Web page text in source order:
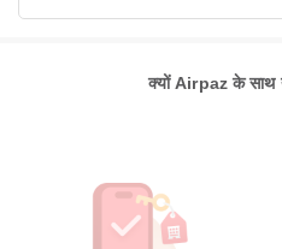
क्यों Airpaz के साथ